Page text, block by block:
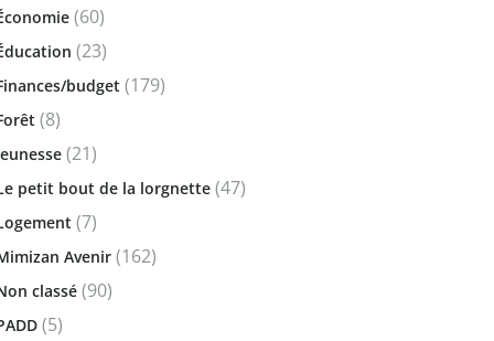
(60)
(23)
budget (179)
(8)
(21)
petit bout de la lorgnette (47)
(7)
Avenir (162)
classé (90)
(5)